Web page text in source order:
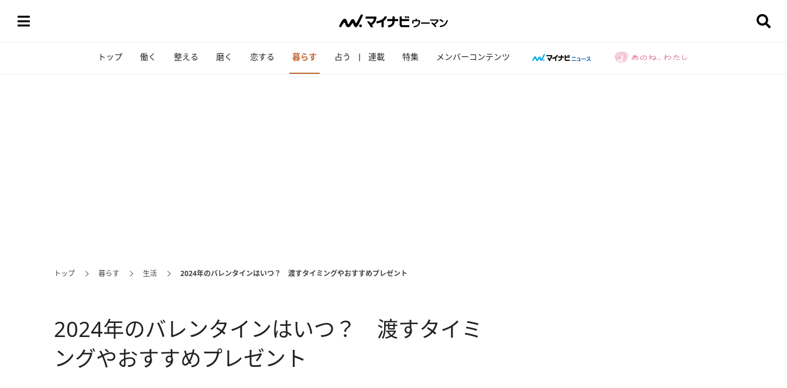
トップ 働く 整える 磨く 恋する 暮らす 占う 連載 特集 メンバーコンテンツ
トップ 暮らす 生活 2024年のバレンタインはいつ？ 渡すタイミングやおすすめプレゼント
2024年のバレンタインはいつ？ 渡すタイミ
ングやおすすめプレゼント